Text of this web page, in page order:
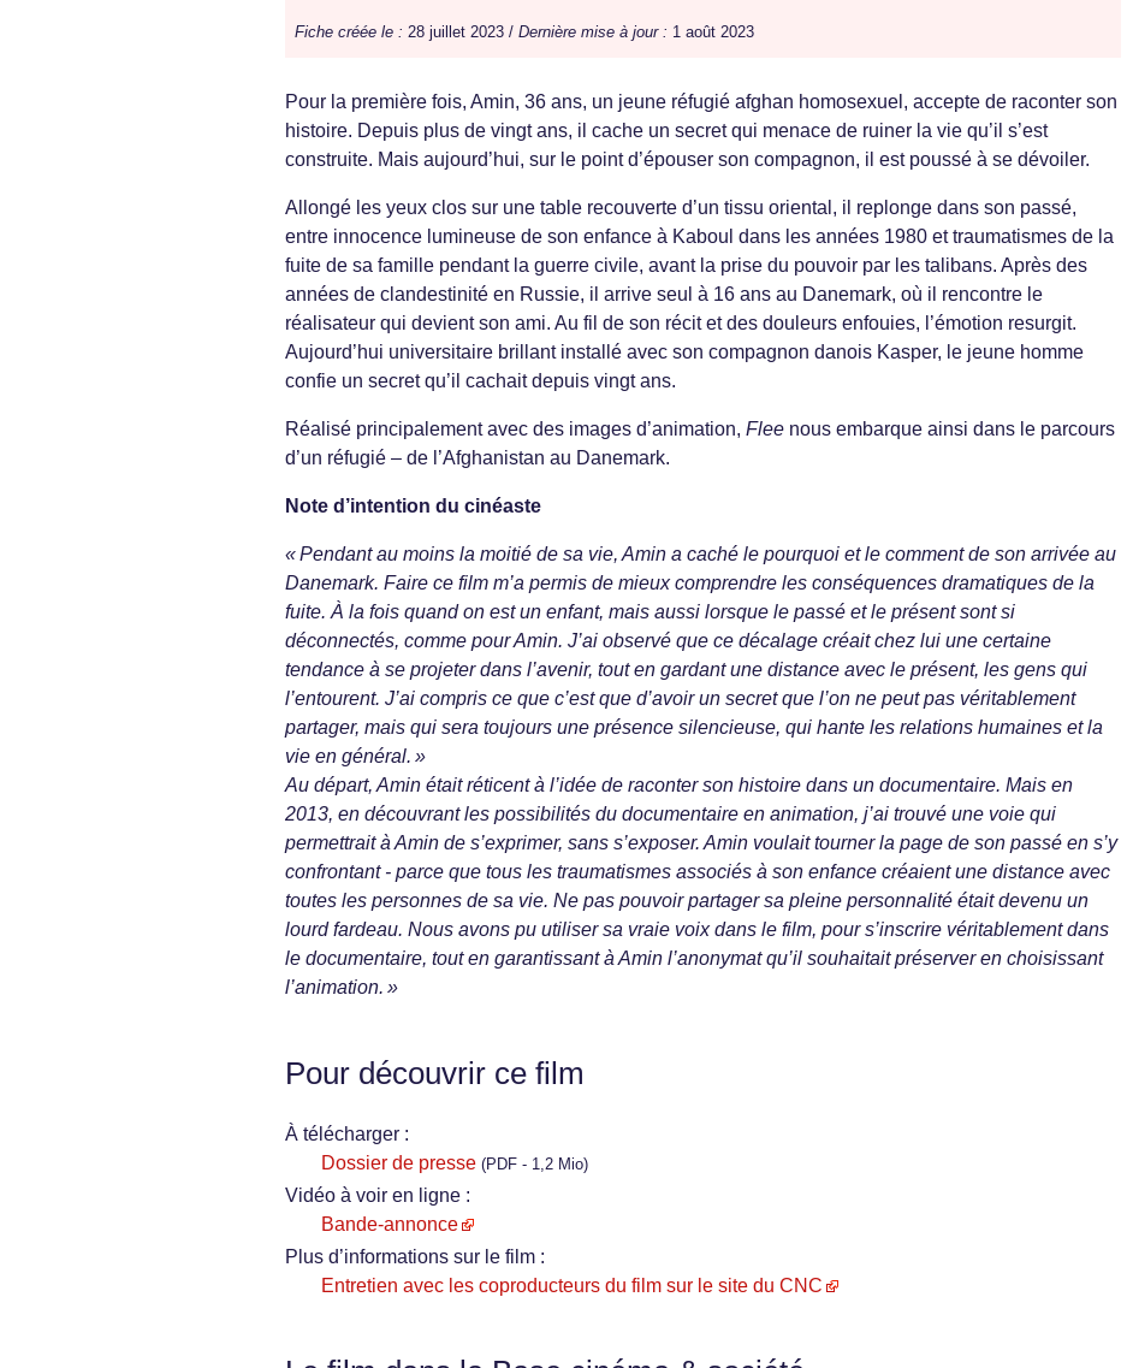
Fiche créée le : 28 juillet 2023 / Dernière mise à jour : 1 août 2023
Pour la première fois, Amin, 36 ans, un jeune réfugié afghan homosexuel, accepte de raconter son
histoire. Depuis plus de vingt ans, il cache un secret qui menace de ruiner la vie qu’il s’est
construite. Mais aujourd’hui, sur le point d’épouser son compagnon, il est poussé à se dévoiler.
Allongé les yeux clos sur une table recouverte d’un tissu oriental, il replonge dans son passé,
entre innocence lumineuse de son enfance à Kaboul dans les années 1980 et traumatismes de la
fuite de sa famille pendant la guerre civile, avant la prise du pouvoir par les talibans. Après des
années de clandestinité en Russie, il arrive seul à 16 ans au Danemark, où il rencontre le
réalisateur qui devient son ami. Au fil de son récit et des douleurs enfouies, l’émotion resurgit.
Aujourd’hui universitaire brillant installé avec son compagnon danois Kasper, le jeune homme
confie un secret qu’il cachait depuis vingt ans.
Réalisé principalement avec des images d’animation, Flee nous embarque ainsi dans le parcours
d’un réfugié – de l’Afghanistan au Danemark.
Note d’intention du cinéaste
« Pendant au moins la moitié de sa vie, Amin a caché le pourquoi et le comment de son arrivée au
Danemark. Faire ce film m’a permis de mieux comprendre les conséquences dramatiques de la
fuite. À la fois quand on est un enfant, mais aussi lorsque le passé et le présent sont si
déconnectés, comme pour Amin. J’ai observé que ce décalage créait chez lui une certaine
tendance à se projeter dans l’avenir, tout en gardant une distance avec le présent, les gens qui
l’entourent. J’ai compris ce que c’est que d’avoir un secret que l’on ne peut pas véritablement
partager, mais qui sera toujours une présence silencieuse, qui hante les relations humaines et la
vie en général. »
Au départ, Amin était réticent à l’idée de raconter son histoire dans un documentaire. Mais en
2013, en découvrant les possibilités du documentaire en animation, j’ai trouvé une voie qui
permettrait à Amin de s’exprimer, sans s’exposer. Amin voulait tourner la page de son passé en s’y
confrontant - parce que tous les traumatismes associés à son enfance créaient une distance avec
toutes les personnes de sa vie. Ne pas pouvoir partager sa pleine personnalité était devenu un
lourd fardeau. Nous avons pu utiliser sa vraie voix dans le film, pour s’inscrire véritablement dans
le documentaire, tout en garantissant à Amin l’anonymat qu’il souhaitait préserver en choisissant
l’animation. »
Pour découvrir ce film
À télécharger :
Dossier de presse (PDF - 1,2 Mio)
Vidéo à voir en ligne :
Bande-annonce
Plus d’informations sur le film :
Entretien avec les coproducteurs du film sur le site du CNC